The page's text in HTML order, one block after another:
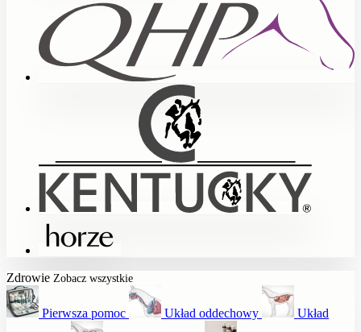
Zdrowie Zobacz wszystkie
Pierwsza pomoc Układ oddechowy Układ